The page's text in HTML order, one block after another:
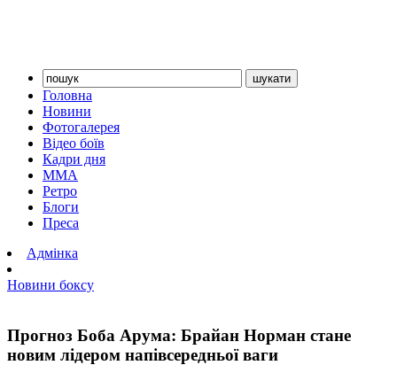
Головна
Новини
Фотогалерея
Відео боїв
Кадри дня
ММА
Ретро
Блоги
Преса
Адмінка
Новини боксу
Прогноз Боба Арума: Брайан Норман стане
новим лідером напівсередньої ваги